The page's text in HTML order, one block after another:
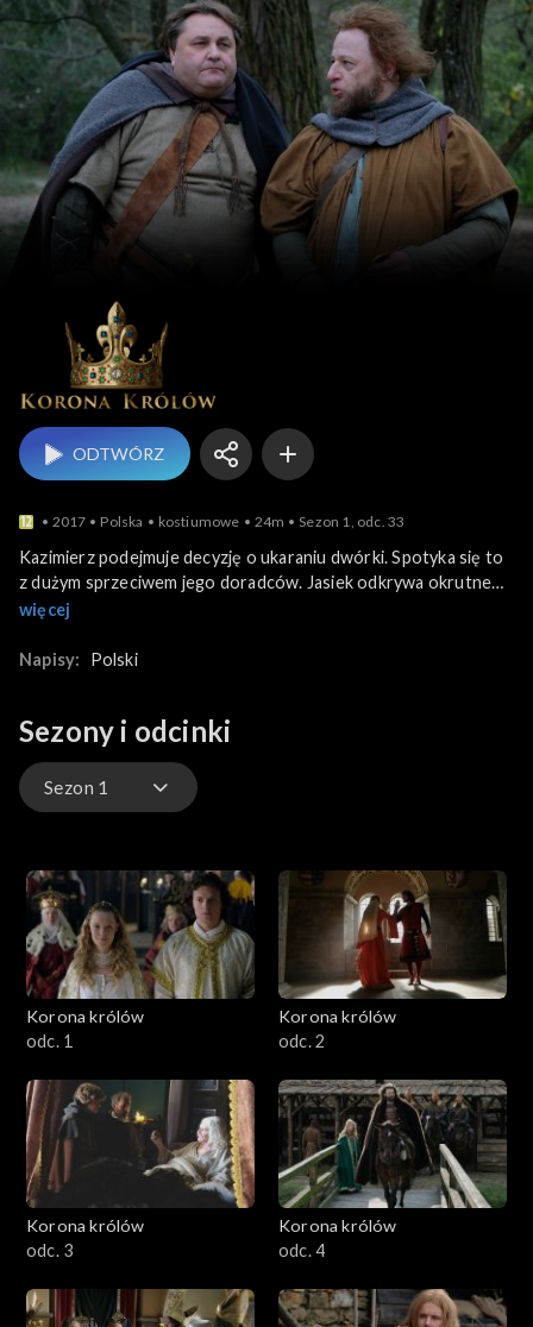
Korona królów
ODTWÓRZ
2017 Polska kostiumowe 24m Sezon 1, odc. 33
Kazimierz podejmuje decyzję o ukaraniu dwórki. Spotyka się to
z dużym sprzeciwem jego doradców. Jasiek odkrywa okrutne
fakty...
więcej
Napisy: Polski
Sezony i odcinki
Sezon 1
Sezon 2
Sezon 3
Korona królów
odc. 1
Korona królów
odc. 2
Korona królów
odc. 3
Korona królów
odc. 4